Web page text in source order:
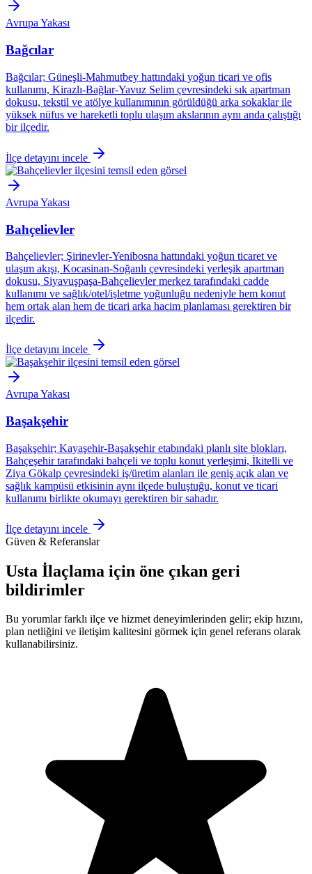
Avrupa Yakası
Bağcılar
Bağcılar; Güneşli-Mahmutbey hattındaki yoğun ticari ve ofis
kullanımı, Kirazlı-Bağlar-Yavuz Selim çevresindeki sık apartman
dokusu, tekstil ve atölye kullanımının görüldüğü arka sokaklar ile
yüksek nüfus ve hareketli toplu ulaşım akslarının aynı anda çalıştığı
bir ilçedir.
İlçe detayını incele
Avrupa Yakası
Bahçelievler
Bahçelievler; Şirinevler-Yenibosna hattındaki yoğun ticaret ve
ulaşım akışı, Kocasinan-Soğanlı çevresindeki yerleşik apartman
dokusu, Siyavuşpaşa-Bahçelievler merkez tarafındaki cadde
kullanımı ve sağlık/otel/işletme yoğunluğu nedeniyle hem konut
hem ortak alan hem de ticari arka hacim planlaması gerektiren bir
ilçedir.
İlçe detayını incele
Avrupa Yakası
Başakşehir
Başakşehir; Kayaşehir-Başakşehir etabındaki planlı site blokları,
Bahçeşehir tarafındaki bahçeli ve toplu konut yerleşimi, İkitelli ve
Ziya Gökalp çevresindeki iş/üretim alanları ile geniş açık alan ve
sağlık kampüsü etkisinin aynı ilçede buluştuğu, konut ve ticari
kullanımı birlikte okumayı gerektiren bir sahadır.
İlçe detayını incele
Güven & Referanslar
Usta İlaçlama için öne çıkan geri
bildirimler
Bu yorumlar farklı ilçe ve hizmet deneyimlerinden gelir; ekip hızını,
plan netliğini ve iletişim kalitesini görmek için genel referans olarak
kullanabilirsiniz.